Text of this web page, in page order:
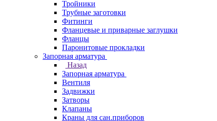
Тройники
Трубные заготовки
Фитинги
Фланцевые и приварные заглушки
Фланцы
Паронитовые прокладки
Запорная арматура
Назад
Запорная арматура
Вентиля
Задвижки
Затворы
Клапаны
Краны для сан.приборов